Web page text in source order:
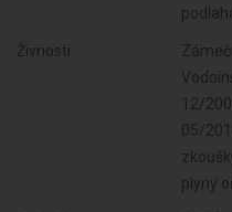
Živnosti:
12/
05/
plyny